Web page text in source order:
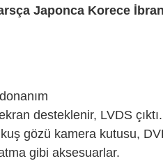
Japonca Korece
desteklenir, LVDS çıktı.
gözü kamera kutusu,
gibi aksesuarlar.